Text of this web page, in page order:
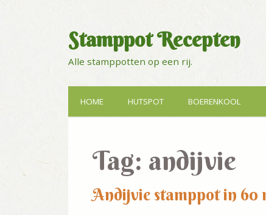
Stamppot Recepten
Alle stamppotten op een rij.
HOME HUTSPOT BOERENKOOL
Tag: andijvie
Andijvie stamppot in 60